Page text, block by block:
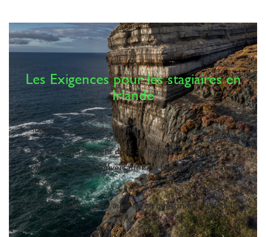
Les Exigences pour les stagiaires en
Irlande
Stagiaires à partir de 16 ans
Les étudiants doivent donc au moins être capables et
prêts à tenir une conversation de base en anglais avant
de venir
Un Curriculum Vitae, ainsi qu’un questionnaire détaillé